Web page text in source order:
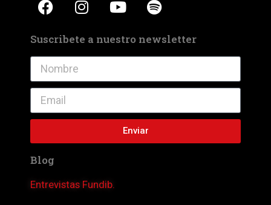
Suscribete a nuestro newsletter
Enviar
Blog
Entrevistas Fundib.